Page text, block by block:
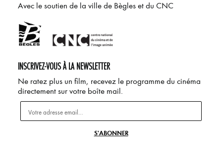
Avec le soutien de la ville de Bègles et du CNC
INSCRIVEZ-VOUS À LA NEWSLETTER
Ne ratez plus un film, recevez le programme du cinéma
directement sur votre boîte mail.